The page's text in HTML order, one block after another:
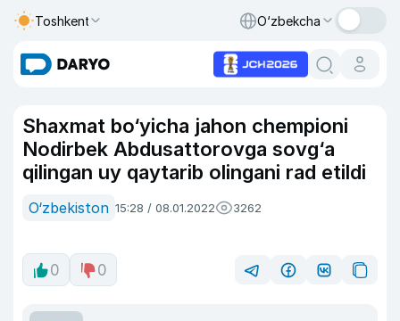
Toshkent O‘zbekcha
Shaxmat bo‘yicha jahon chempioni
Nodirbek Abdusattorovga sovg‘a
qilingan uy qaytarib olingani rad etildi
O‘zbekiston 15:28 / 08.01.2022 3262
0 0